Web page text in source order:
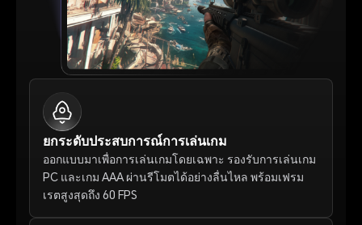
ยกระดับประสบการณ์การเล่นเกม
ออกแบบมาเพื่อการเล่นเกมโดยเฉพาะ รองรับการเล่นเกม
PC และเกม AAA ผ่านรีโมตได้อย่างลื่นไหล พร้อมเฟรม
เรตสูงสุดถึง 60 FPS